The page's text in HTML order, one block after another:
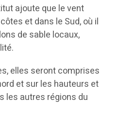
ajoute que le vent
et dans le Sud, où il
de sable locaux,
elles seront comprises
et sur les hauteurs et
les autres régions du